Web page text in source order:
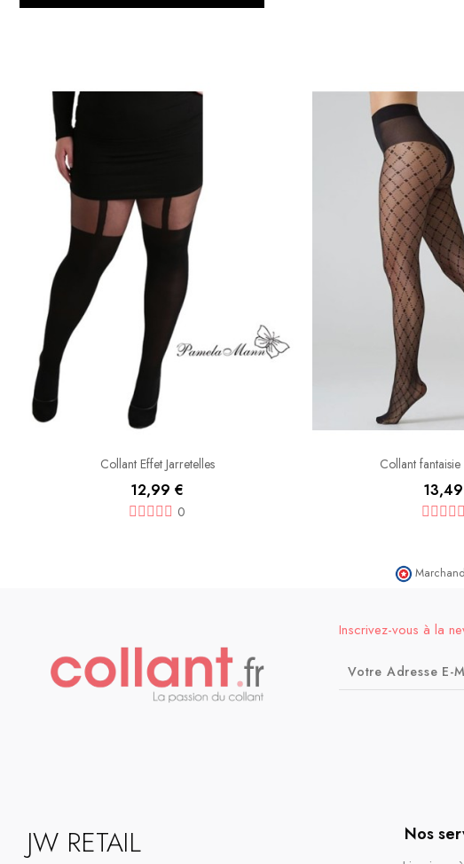
Collant Effet Jarretelles
12,99 €
0
Collant
Inscrivez-vous à la
JW RETAIL Nos